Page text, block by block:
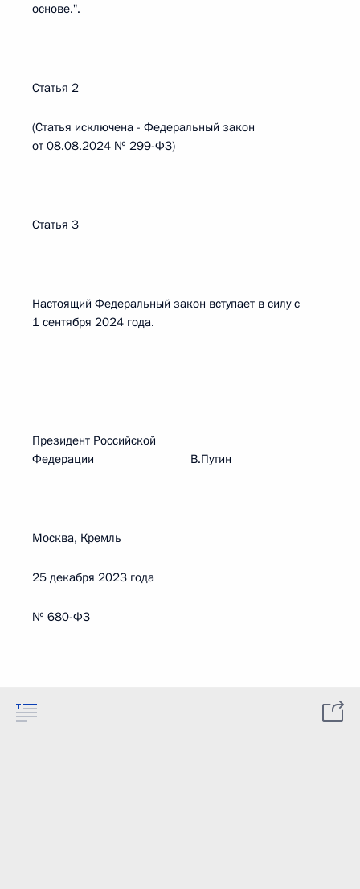
основе.".
Статья 2
(Статья исключена - Федеральный закон
от 08.08.2024 № 299-ФЗ)
Статья 3
Настоящий Федеральный закон вступает в силу с
1 сентября 2024 года.
Президент Российской
Федерации В.Путин
Москва, Кремль
25 декабря 2023 года
№ 680-ФЗ